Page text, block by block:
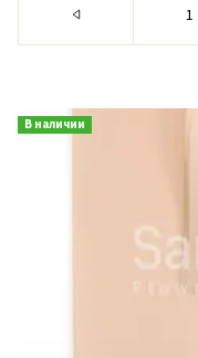
В наличии